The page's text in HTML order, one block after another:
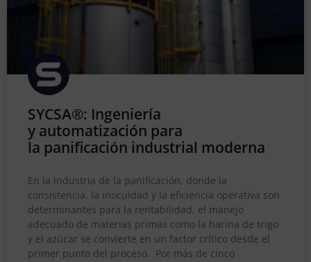
SYCSA®: Ingeniería
y automatización para
la panificación industrial moderna
En la industria de la panificación, donde la
consistencia, la inocuidad y la eficiencia operativa son
determinantes para la rentabilidad, el manejo
adecuado de materias primas como la harina de trigo
y el azúcar se convierte en un factor crítico desde el
primer punto del proceso. Por más de cinco